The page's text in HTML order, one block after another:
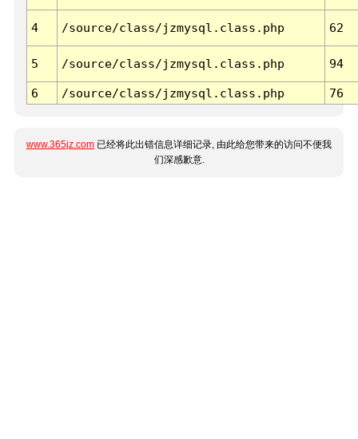
4 /source/class/jzmysql.class.php 62
5 /source/class/jzmysql.class.php 94
6 /source/class/jzmysql.class.php 76
www.365jz.com 已经将此出错信息详细记录, 由此给您带来的访问不便我
们深感歉意.